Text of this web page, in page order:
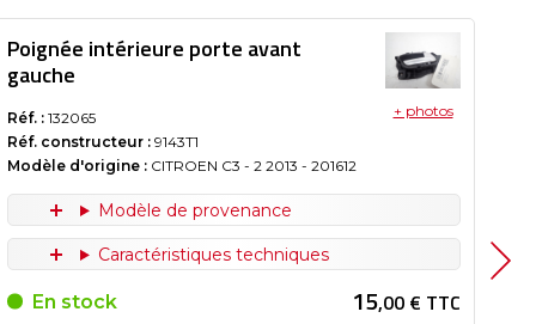
Poignée intérieure porte avant
gauche
Réf. : 132065
Réf. constructeur : 9143T1
Modèle d'origine : CITROEN C3 - 2 2013 - 201612
+ photos
Modèle de provenance
Caractéristiques techniques
En stock 15,00 € TTC